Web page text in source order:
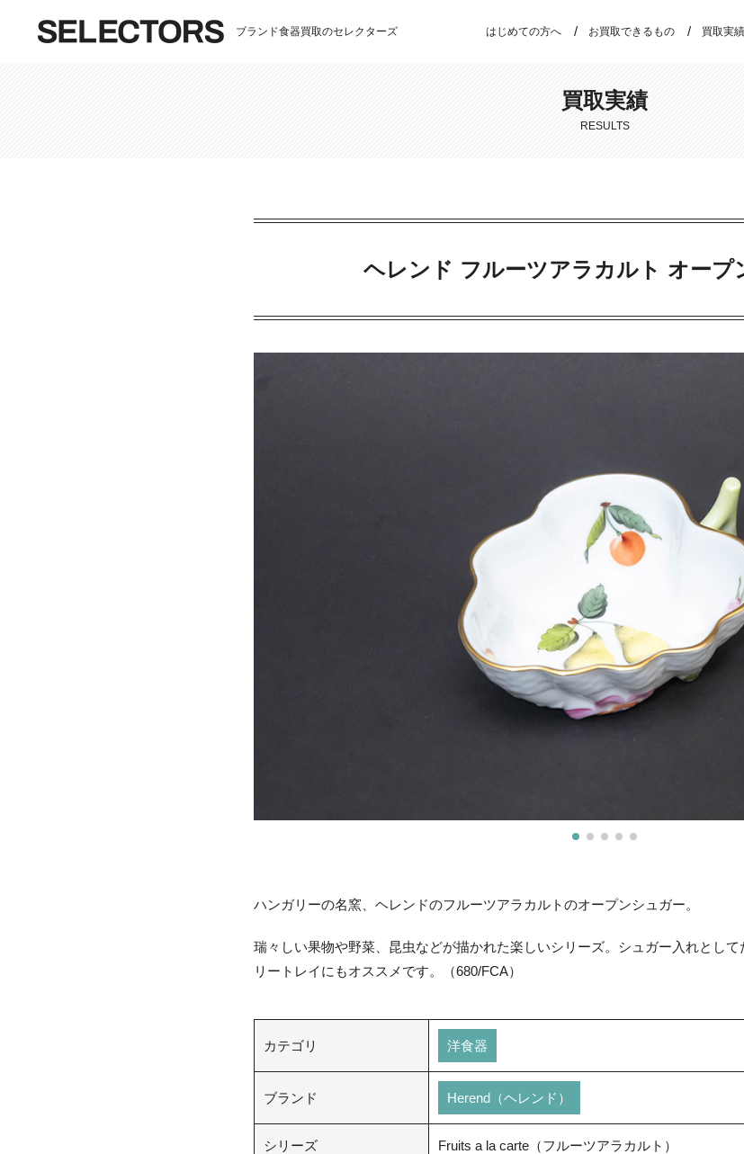
ブランド食器買取のセレクターズ はじめての方へ お買取できるもの 買取実績
買取実績
RESULTS
ヘレンド フルーツアラカルト オープ
ハンガリーの名窯、ヘレンドのフルーツアラカルトのオープンシュガー。
瑞々しい果物や野菜、昆虫などが描かれた楽しいシリーズ。シュガー入れとし
リートレイにもオススメです。（680/FCA）
カテゴリ 洋食器
ブランド Herend（ヘレンド）
シリーズ Fruits a la carte（フルーツアラカルト）